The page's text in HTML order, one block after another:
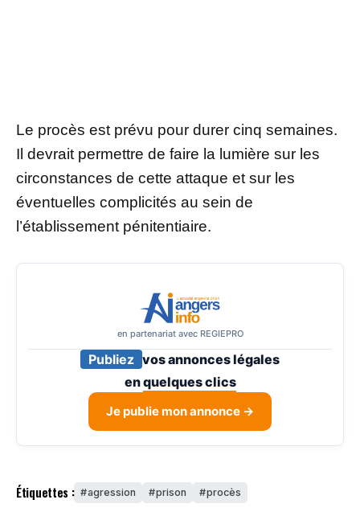
Le procès est prévu pour durer cinq semaines.
Il devrait permettre de faire la lumière sur les
circonstances de cette attaque et sur les
éventuelles complicités au sein de
l’établissement pénitentiaire.
en partenariat avec REGIEPRO
Publiez vos annonces légales
enquelques clics
Je publie mon annonce →
Étiquettes : agression prison procès